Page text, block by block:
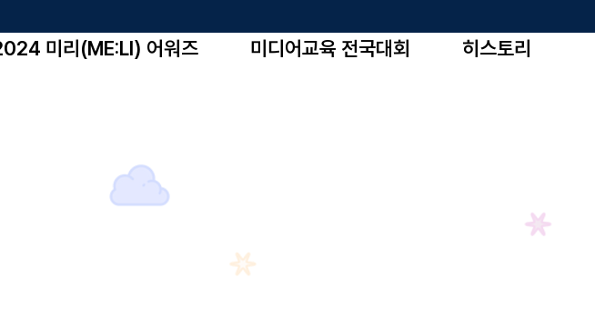
미리(ME:LI) 어워즈 미디어교육 전국대회 히스토리